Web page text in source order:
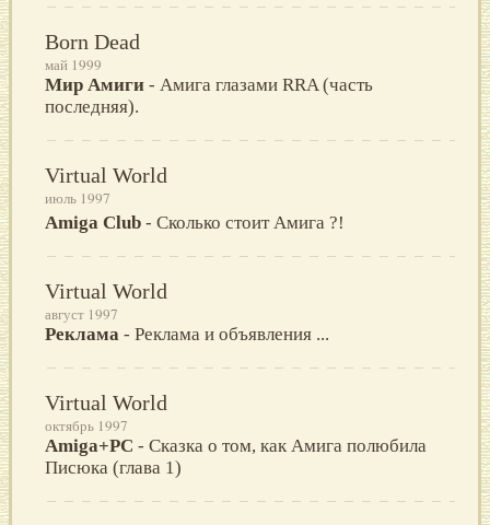
Born Dead
май 1999
Мир Амиги - Амига глазами RRA (часть
последняя).
Virtual World
июль 1997
Amiga Club - Сколько стоит Амига ?!
Virtual World
август 1997
Реклама - Реклама и объявления ...
Virtual World
октябрь 1997
Amiga+PC - Сказка о том, как Амига полюбила
Писюка (глава 1)